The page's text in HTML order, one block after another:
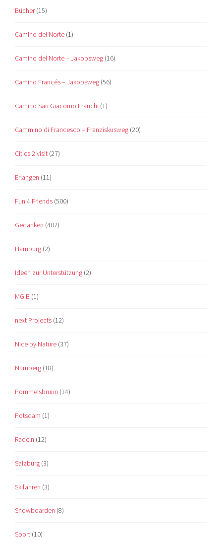
Bücher(15)
Camino del Norte (1)
Camino del Norte – Jakobsweg (16)
Camino Francés – Jakobsweg (56)
Camino San Giacomo Franchi (1)
Cammino di Francesco – Franziskusweg (20)
Cities 2 visit (27)
Erlangen (11)
Fun 4 Friends (500)
Gedanken (407)
Hamburg (2)
Ideen zur Unterstützung (2)
MG B (1)
next Projects (12)
Nice by Nature (37)
Nürnberg (18)
Pommelsbrunn (14)
Potsdam (1)
Radeln (12)
Salzburg (3)
Skifahren (3)
Snowboarden (8)
Sport (10)